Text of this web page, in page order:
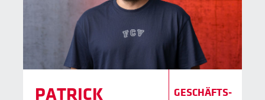
PATRICK
GESCHÄFTS­